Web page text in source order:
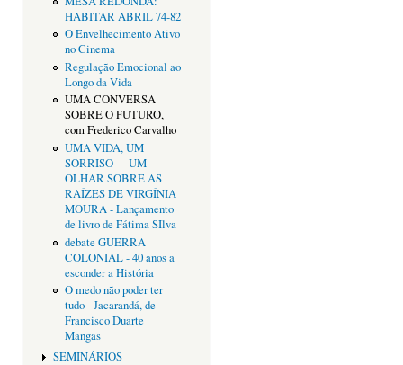
HABITAR ABRIL 74-82
O Envelhecimento Ativo
no Cinema
Regulação Emocional ao
Longo da Vida
UMA CONVERSA
SOBRE O FUTURO,
com Frederico Carvalho
UMA VIDA, UM
SORRISO - - UM
OLHAR SOBRE AS
RAÍZES DE VIRGÍNIA
MOURA - Lançamento
de livro de Fátima SIlva
debate GUERRA
COLONIAL - 40 anos a
esconder a História
O medo não poder ter
tudo - Jacarandá, de
Francisco Duarte
Mangas
SEMINÁRIOS